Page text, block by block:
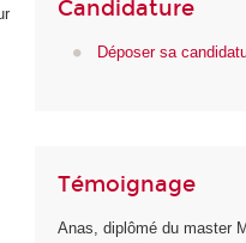
Candidature
Déposer sa
Témoignage
Anas, diplômé du master